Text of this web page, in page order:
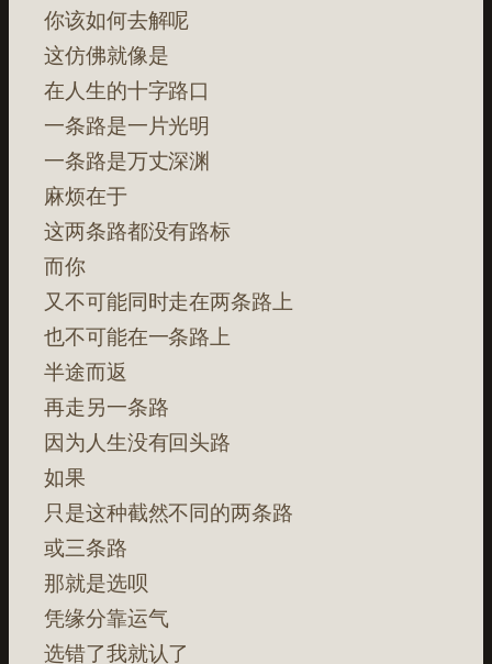
你该如何去解呢
这仿佛就像是
在人生的十字路口
一条路是一片光明
一条路是万丈深渊
麻烦在于
这两条路都没有路标
而你
又不可能同时走在两条路上
也不可能在一条路上
半途而返
再走另一条路
因为人生没有回头路
如果
只是这种截然不同的两条路
或三条路
那就是选呗
凭缘分靠运气
选错了我就认了